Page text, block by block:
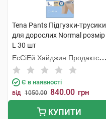
Tena Pants Підгузки-трусики
для дорослих Normal розмір
L 30 шт
ЕсСіЕй Хайджин Продактс
Хугезанд
Є в наявності
від 1050.00 840.00 грн
КУПИТИ